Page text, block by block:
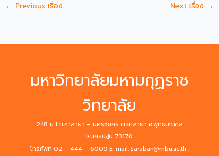
← Previous เรื่อง Next เรื่อง →
มหาวิทยาลัยมหามกุฏราช
วิทยาลัย
248 ม.1 ถ.ศาลายา – นครชัยศรี ต.ศาลายา อ.พุทธมณฑล
จ.นครปฐม 73170
โทรศัพท์ 02 – 444 – 6000 E-mail: Saraban@mbu.ac.th ,